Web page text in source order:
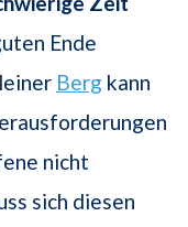
Ende
Berg kann
nicht
sich diesen